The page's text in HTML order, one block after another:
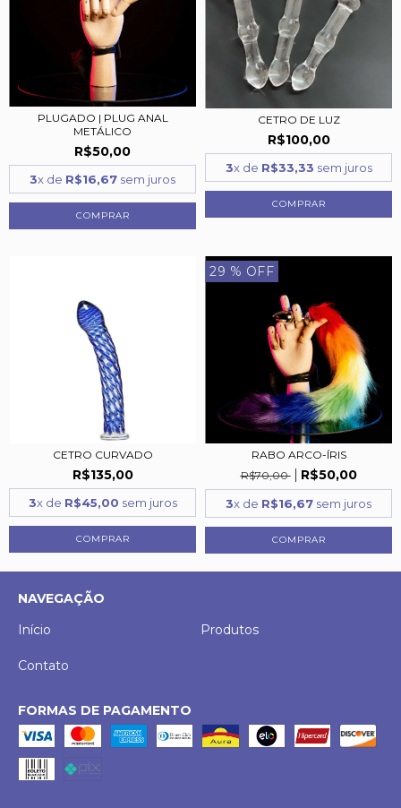
PLUGADO | PLUG ANAL
METÁLICO
R$50,00
3x de R$16,67 sem juros
COMPRAR
CETRO DE LUZ
R$100,00
3x de R$33,33 sem juros
COMPRAR
CETRO CURVADO
R$135,00
3x de R$45,00 sem juros
29 % OFF
RABO ARCO-ÍRIS
R$70,00
R$50,00
3x de R$16,67 sem juros
NAVEGAÇÃO
Início
Produtos
Contato
FORMAS DE PAGAMENTO